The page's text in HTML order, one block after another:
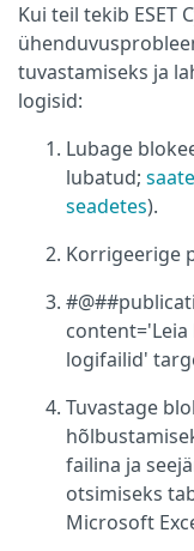
Kui teil tekib ESET
tuvastamiseks ja
logisid:
Lubage
lubatud;
seadetes).
Korrigeerige
content='Leia
logifailid'
Tuvastage
failina ja
otsimiseks
Microsoft